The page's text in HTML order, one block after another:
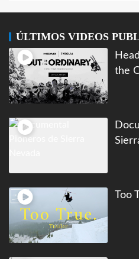
ÚLTIMOS VIDEOS
the
Too